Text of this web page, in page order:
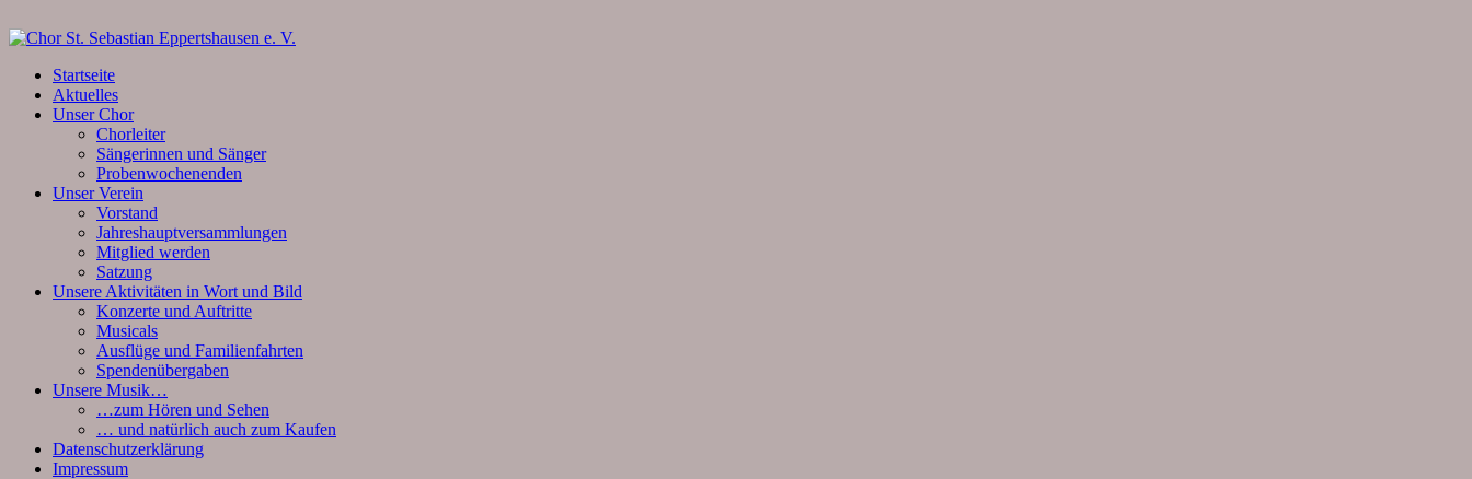
Startseite
Aktuelles
Unser Chor
Chorleiter
Sängerinnen und Sänger
Probenwochenenden
Unser Verein
Vorstand
Jahreshauptversammlungen
Mitglied werden
Satzung
Unsere Aktivitäten in Wort und Bild
Konzerte und Auftritte
Musicals
Ausflüge und Familienfahrten
Spendenübergaben
Unsere Musik…
…zum Hören und Sehen
… und natürlich auch zum Kaufen
Datenschutzerklärung
Impressum